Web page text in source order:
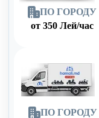
ПО ГОРОДУ
от 350 Лей/час
ПО ГОРОДУ